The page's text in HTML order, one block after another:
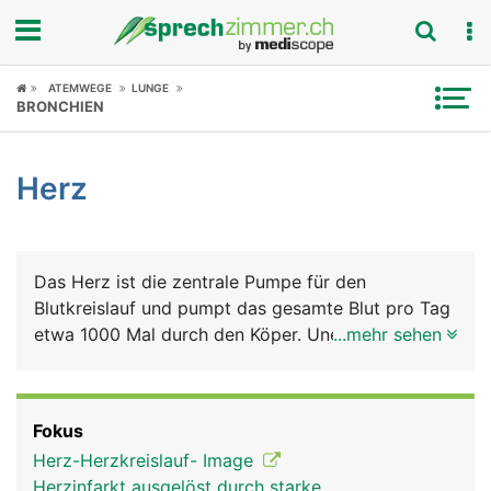
Fokus
Symptome
News
Rubriken
ATEMWEGE LUNGE
BRONCHIEN
Herz
Das Herz ist die zentrale Pumpe für den
Blutkreislauf und pumpt das gesamte Blut pro Tag
etwa 1000 Mal durch den Köper. Unermüdlich
lebensnotwendigen Sauerstoff bilden Herz und
Lunge eine funktionelle Einheit. Man kann sich das
...mehr sehen
Fokus
Herz-Herzkreislauf- Image
Herzinfarkt ausgelöst durch starke